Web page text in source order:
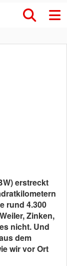
erstreckt
rund 4.300
Zinken,
nicht. Und
dem
wir vor Ort